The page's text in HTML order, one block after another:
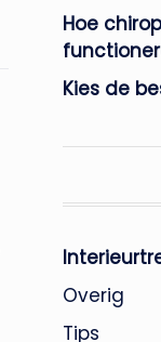
Hoe
Kies de
Overig
Tips